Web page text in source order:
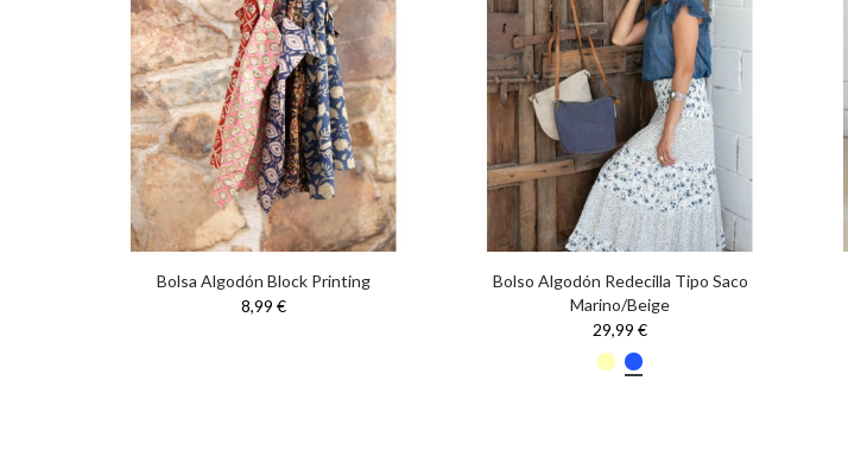
Bolsa Algodón Block Printing
8,99 €
Bolso Algodón Redecilla Tipo Saco
Marino/Beige
29,99 €